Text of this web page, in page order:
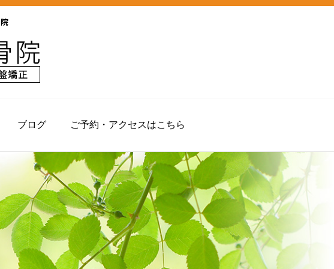
ブログ ご予約・アクセスはこちら